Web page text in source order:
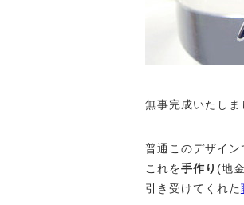
無事完成いたしま
普通このデザイ
これを手作り (地
引き受けてくれた